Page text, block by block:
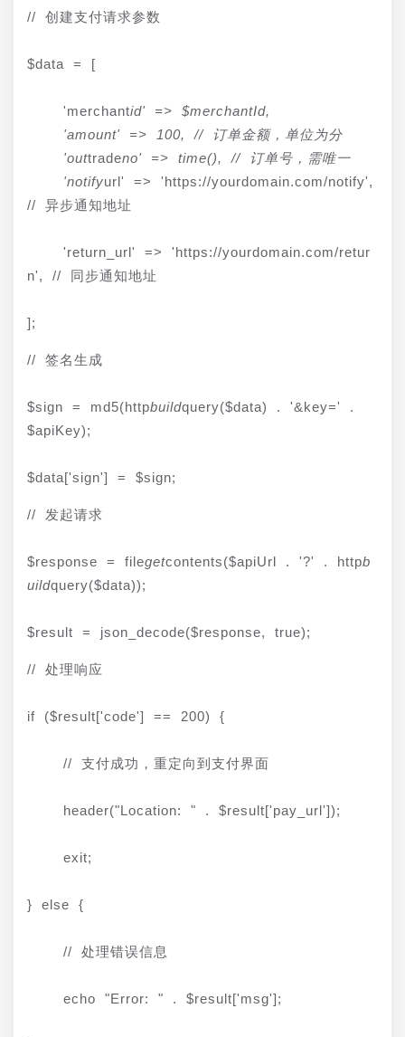
// 创建支付请求参数
$data = [
    'merchant
id' => $merchantId,
    'out
tradeno' => time(), // 订单号，需唯一
    'notify
url' => 'https://yourdomain.com/notify',
// 异步通知地址
n', // 同步通知地址
];
// 签名生成
$sign = md5(httpbuildquery($data) . '&key=' .
$apiKey);
$data['sign'] = $sign;
// 发起请求
$response = filegetcontents($apiUrl . '?' . httpb
uildquery($data));
$result = json_decode($response, true);
// 处理响应
if ($result['code'] == 200) {
    // 支付成功，重定向到支付界面
    header("Location: " . $result['pay_url']);
    exit;
} else {
    // 处理错误信息
    echo "Error: " . $result['msg'];